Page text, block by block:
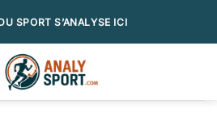
SPORT S’ANALYSE ICI